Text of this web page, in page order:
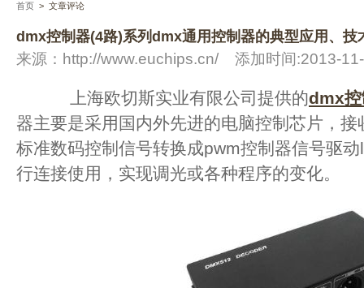
首页 > 文章评论
dmx控制器(4路)系列dmx通用控制器的典型应用、技
来源： http://www.euchips.cn/ 添加时间:2013-
上海欧切斯实业有限公司提供的dmx控
器主要是采用国内外先进的电脑控制芯片，
标准数码控制信号转换成pwm控制器信号驱
行连接使用，实现调光或各种程序的变化。